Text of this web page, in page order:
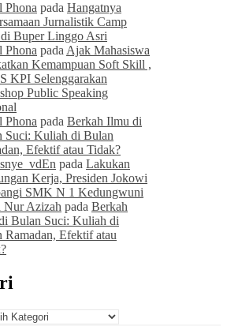
Phona pada Hangatnya
Jurnalistik Camp
Buper Linggo Asri
Phona pada Ajak Mahasiswa
Kemampuan Soft Skill ,
KPI Selenggarakan
Public Speaking
Phona pada Berkah Ilmu di
Suci: Kuliah di Bulan
Efektif atau Tidak?
pada Lakukan
Kerja, Presiden Jokowi
SMK N 1 Kedungwuni
Nur Azizah pada Berkah
Bulan Suci: Kuliah di
Ramadan, Efektif atau